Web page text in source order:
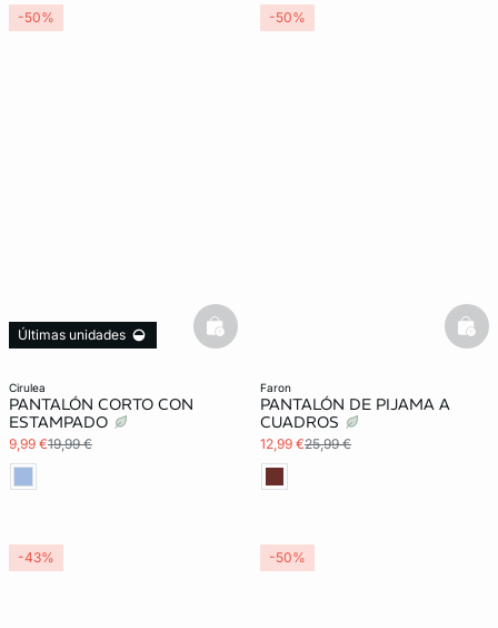
cirulea
PANTALÓN CORTO CON
ESTAMPADO
9,99 €19,99 €
Últimas unidades basketfull
-50%
faron
PANTALÓN DE PIJAMA A
CUADROS
12,99 €25,99 €
-50%
-43% -50%